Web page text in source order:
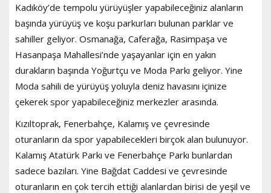
Kadıköy’de tempolu yürüyüşler yapabileceğiniz alanların
başında yürüyüş ve koşu parkurları bulunan parklar ve
sahiller geliyor. Osmanağa, Caferağa, Rasimpaşa ve
Hasanpaşa Mahallesi’nde yaşayanlar için en yakın
durakların başında Yoğurtçu ve Moda Parkı geliyor. Yine
Moda sahili de yürüyüş yoluyla deniz havasını içinize
çekerek spor yapabileceğiniz merkezler arasında.
Kızıltoprak, Fenerbahçe, Kalamış ve çevresinde
oturanların da spor yapabilecekleri birçok alan bulunuyor.
Kalamış Atatürk Parkı ve Fenerbahçe Parkı bunlardan
sadece bazıları. Yine Bağdat Caddesi ve çevresinde
oturanların en çok tercih ettiği alanlardan birisi de yeşil ve